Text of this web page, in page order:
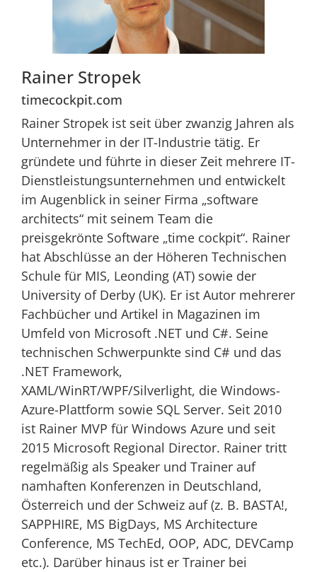
Rainer Stropek
timecockpit.com
Rainer Stropek ist seit über zwanzig Jahren als
Unternehmer in der IT-Industrie tätig. Er
gründete und führte in dieser Zeit mehrere IT-
Dienstleistungsunternehmen und entwickelt
im Augenblick in seiner Firma „software
architects“ mit seinem Team die
preisgekrönte Software „time cockpit“. Rainer
hat Abschlüsse an der Höheren Technischen
Schule für MIS, Leonding (AT) sowie der
University of Derby (UK). Er ist Autor mehrerer
Fachbücher und Artikel in Magazinen im
Umfeld von Microsoft .NET und C#. Seine
technischen Schwerpunkte sind C# und das
.NET Framework,
XAML/WinRT/WPF/Silverlight, die Windows-
Azure-Plattform sowie SQL Server. Seit 2010
ist Rainer MVP für Windows Azure und seit
2015 Microsoft Regional Director. Rainer tritt
regelmäßig als Speaker und Trainer auf
namhaften Konferenzen in Deutschland,
Österreich und der Schweiz auf (z. B. BASTA!,
SAPPHIRE, MS BigDays, MS Architecture
Conference, MS TechEd, OOP, ADC, DEVCamp
etc.). Darüber hinaus ist er Trainer bei